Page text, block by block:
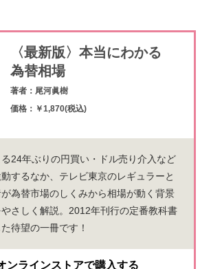
〈最新版〉本当にわかる
為替相場
著者：尾河眞樹
価格：￥1,870(税込)
24年ぶりの円買い・ドル売り介入など
するなか、テレビ東京のレギュラーと
為替市場のしくみから相場が動く背景
さしく解説。2012年刊行の定番教科書
待望の一冊です！
ンラインストアで購入する